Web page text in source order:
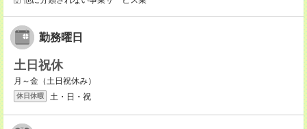
勤務曜日
土日祝休
月～金（土日祝休み）
休日休暇 土・日・祝